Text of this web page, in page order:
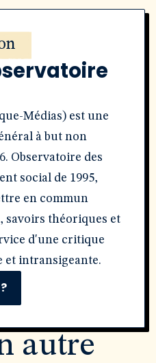
Médias) est une
à but non
Observatoire des
social de 1995,
en commun
savoirs théoriques et
d'une critique
et intransigeante.
autre